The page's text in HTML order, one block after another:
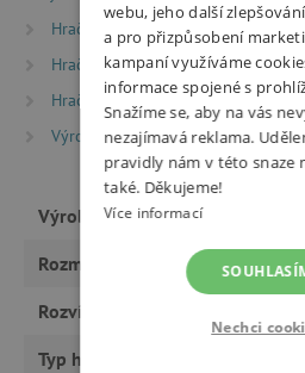
Hračky dle věku
Hry a
Hračky dle věku
Hry a hračky
Hračky dle věku
Hry a hračky
Výrobci
Hape
Výrobce
Rozměry
Rozvíjí
Typ hračky
webu, jeho další
a pro přizpůsobení
kampaní využíváme
informace spojené s
Snažíme se, aby na vás
nezajímavá reklama.
pravidly nám v této snaze
také. Děkujeme!
Více informací
Nechci